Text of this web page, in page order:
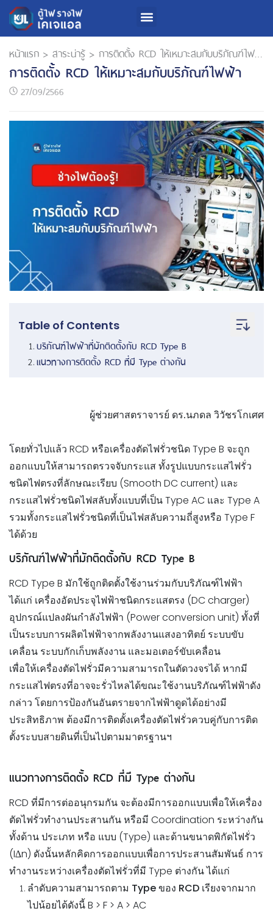
หน้าแรก > สาระน่ารู้ > การติดตั้ง RCD ให้เหมาะสมกับบริภัณฑ์ไฟฟ้า
การติดตั้ง RCD ให้เหมาะสมกับบริภัณฑ์ไฟฟ้า
27/09/2566
Table of Contents
บริภัณฑ์ไฟฟ้าที่มักติดตั้งกับ RCD Type B
แนวทางการติดตั้ง RCD ที่มี Type ต่างกัน
ผู้ช่วยศาสตราจารย์ ดร.นภดล วิวัชรโกเศศ
โดยทั่วไปแล้ว RCD หรือเครื่องตัดไฟรั่วชนิด Type B จะถูก
ออกแบบให้สามารถตรวจจับกระแส ทั้งรูปแบบกระแสไฟรั่ว
ชนิดไฟตรงที่ลักษณะเรียบ (Smooth DC current) และ
กระแสไฟรั่วชนิดไฟสลับทั้งแบบที่เป็น Type AC และ Type A
รวมทั้งกระแสไฟรั่วชนิดที่เป็นไฟสลับความถี่สูงหรือ Type F
ได้ด้วย
บริภัณฑ์ไฟฟ้าที่มักติดตั้งกับ RCD Type B
RCD Type B มักใช้ถูกติดตั้งใช้งานร่วมกับบริภัณฑ์ไฟฟ้า
ได้แก่ เครื่องอัดประจุไฟฟ้าชนิดกระแสตรง (DC charger)
อุปกรณ์แปลงผันกำลังไฟฟ้า (Power conversion unit) ทั้งที่
เป็นระบบการผลิตไฟฟ้าจากพลังงานแสงอาทิตย์ ระบบขับ
เคลื่อน ระบบกักเก็บพลังงาน และมอเตอร์ขับเคลื่อน
เพื่อให้เครื่องตัดไฟรั่วมีความสามารถในตัดวงจรได้ หากมี
กระแสไฟตรงที่อาจจะรั่วไหลได้ขณะใช้งานบริภัณฑ์ไฟฟ้าดัง
กล่าว โดยการป้องกันอันตรายจากไฟฟ้าดูดได้อย่างมี
ประสิทธิภาพ ต้องมีการติดตั้งเครื่องตัดไฟรั่วควบคู่กับการติด
ตั้งระบบสายดินที่เป็นไปตามมาตรฐานฯ
แนวทางการติดตั้ง RCD ที่มี Type ต่างกัน
RCD ที่มีการต่ออนุกรมกัน จะต้องมีการออกแบบเพื่อให้เครื่อง
ตัดไฟรั่วทำงานประสานกัน หรือมี Coordination ระหว่างกัน
ทั้งด้าน ประเภท หรือ แบบ (Type) และด้านขนาดพิกัดไฟรั่ว
(I∆n) ดังนั้นหลักคิดการออกแบบเพื่อการประสานสัมพันธ์ การ
ทำงานระหว่างเครื่องตัดไฟรั่วที่มี Type ต่างกัน ได้แก่
ลำดับความสามารถตาม Type ของ RCD เรียงจากมาก
ไปน้อยได้ดังนี้ B > F > A > AC